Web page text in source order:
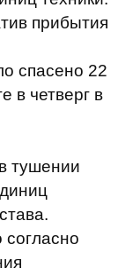
прибытия
спасено 22
в четверг в
тушении